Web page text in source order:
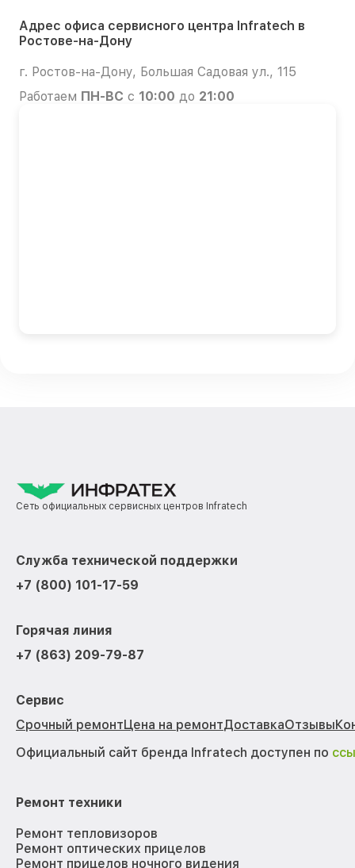
Адрес офиса сервисного центра Infratech в
Ростове-на-Дону
г. Ростов-на-Дону, Большая Садовая ул., 115
Работаем ПН-ВС с 10:00 до 21:00
Сеть официальных сервисных центров Infratech
Служба технической поддержки
+7 (800) 101-17-59
Горячая линия
+7 (863) 209-79-87
Сервис
Срочный ремонтЦена на ремонтДоставкаОтзывы
Официальный сайт бренда Infratech доступен по
Ремонт техники
Ремонт тепловизоров
Ремонт оптических прицелов
Ремонт прицелов ночного видения